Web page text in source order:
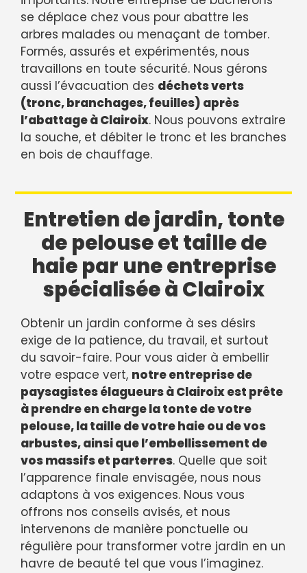
se déplace chez vous pour abattre les
arbres malades ou menaçant de tomber.
Formés, assurés et expérimentés, nous
travaillons en toute sécurité. Nous gérons
aussi l’évacuation des déchets verts
(tronc, branchages, feuilles) après
l’abattage à Clairoix. Nous pouvons extraire
la souche, et débiter le tronc et les branches
en bois de chauffage.
Entretien de jardin, tonte
de pelouse et taille de
haie par une entreprise
spécialisée à Clairoix
Obtenir un jardin conforme à ses désirs
exige de la patience, du travail, et surtout
du savoir-faire. Pour vous aider à embellir
votre espace vert, notre entreprise de
paysagistes élagueurs à Clairoix est prête
à prendre en charge la tonte de votre
pelouse, la taille de votre haie ou de vos
arbustes, ainsi que l’embellissement de
vos massifs et parterres. Quelle que soit
l’apparence finale envisagée, nous nous
adaptons à vos exigences. Nous vous
offrons nos conseils avisés, et nous
intervenons de manière ponctuelle ou
régulière pour transformer votre jardin en un
havre de beauté tel que vous l’imaginez.